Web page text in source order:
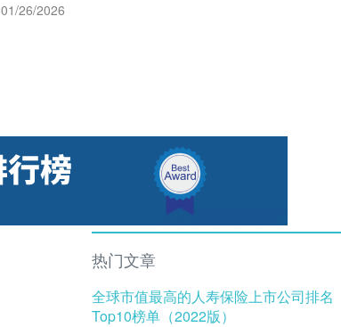
01/26/2026
热门文章
全球市值最高的人寿保险上市公司排名
Top10榜单（2022版）